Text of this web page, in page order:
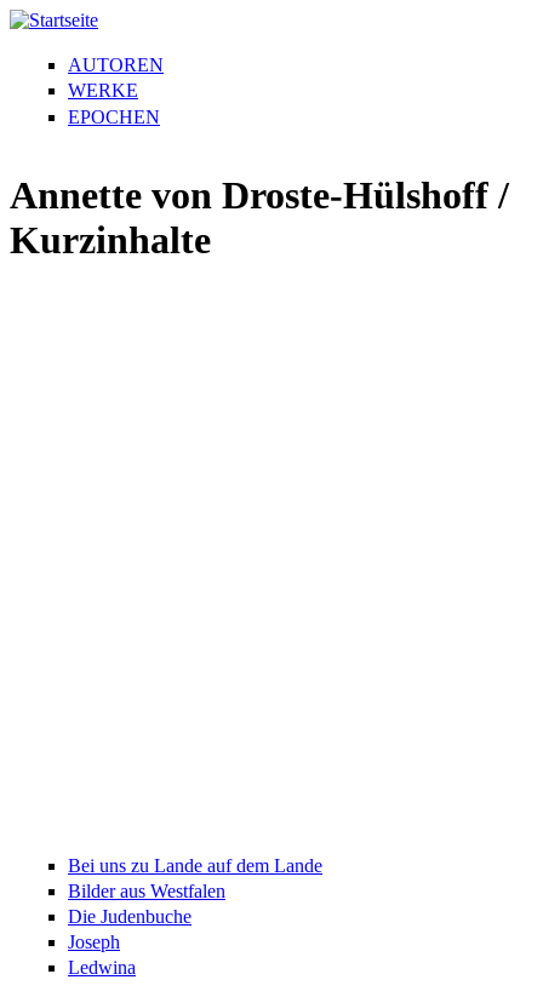
AUTOREN
WERKE
EPOCHEN
Annette von Droste-Hülshoff /
Kurzinhalte
Bei uns zu Lande auf dem Lande
Bilder aus Westfalen
Die Judenbuche
Joseph
Ledwina